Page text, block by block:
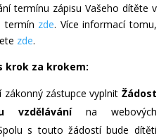
termínu zápisu Vašeho dítěte v
termín zde. Více informací tomu,
zde.
krok za krokem:
zástupce vyplnit Žádost
vzdělávánína webových
s touto žádostí bude dítěti